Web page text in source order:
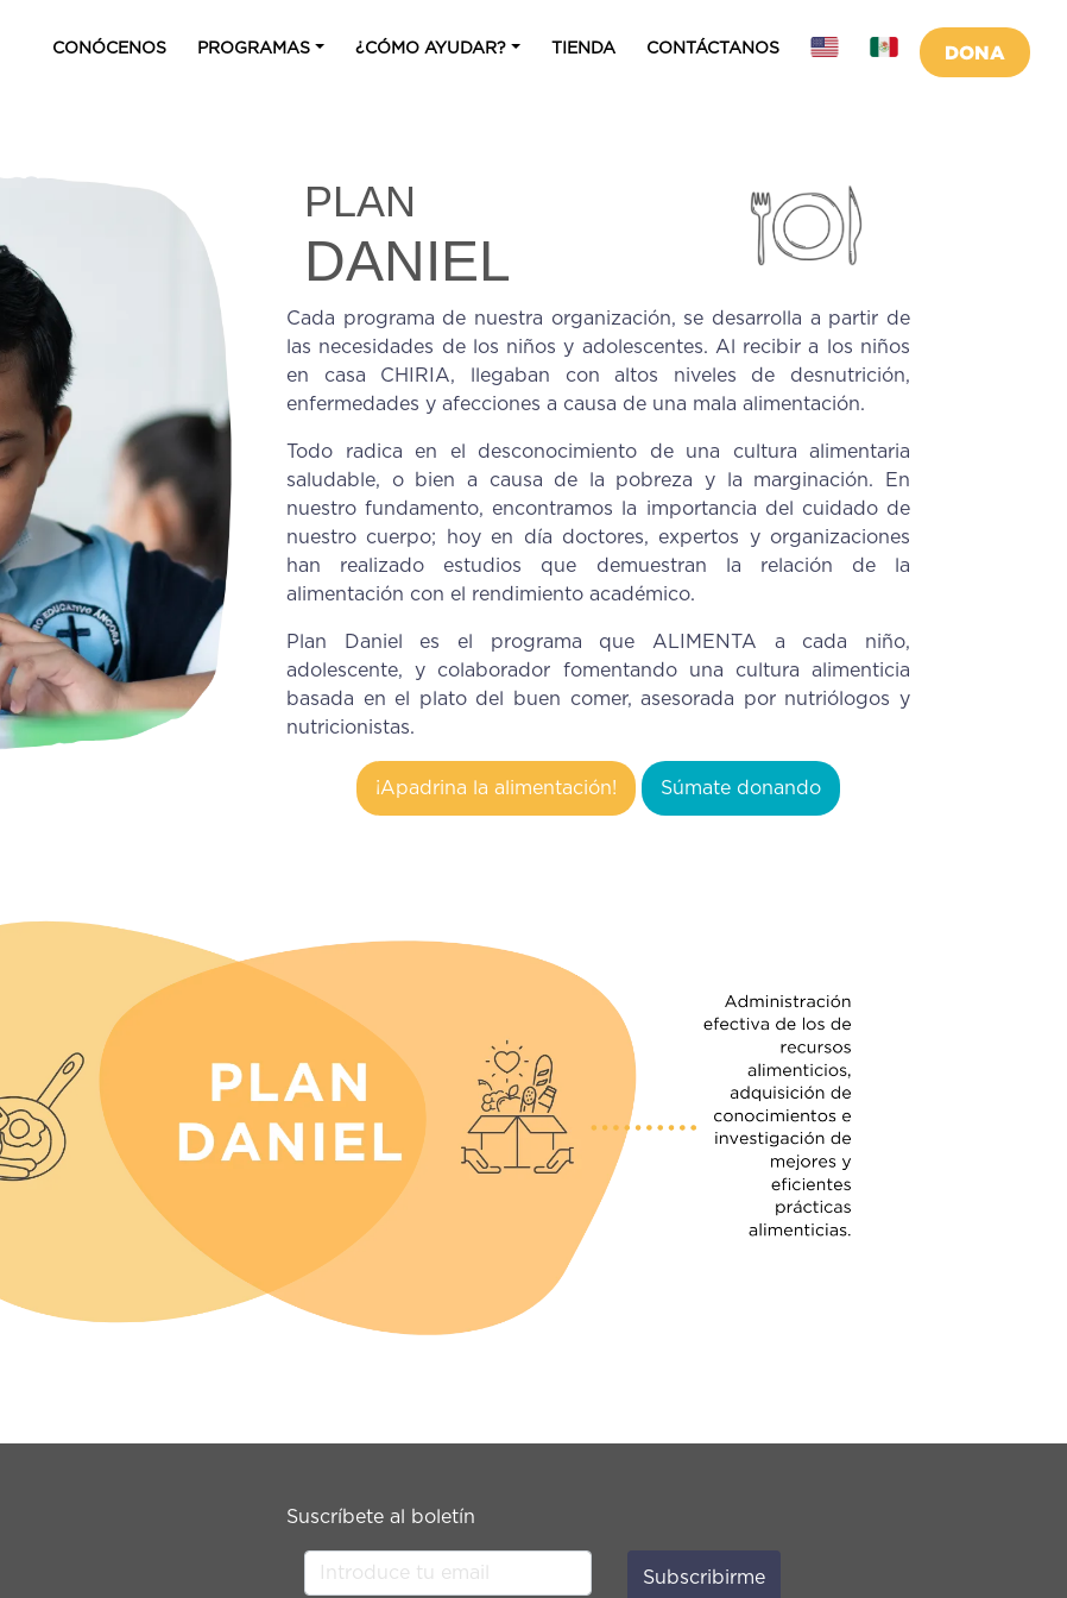
CONÓCENOS PROGRAMAS ¿CÓMO AYUDAR? TIENDA CONTÁCTANOS DONA
PLAN
DANIEL
Cada programa de nuestra organización, se desarrolla a partir de
las necesidades de los niños y adolescentes. Al recibir a los niños
en casa CHIRIA, llegaban con altos niveles de desnutrición,
enfermedades y afecciones a causa de una mala alimentación.
Todo radica en el desconocimiento de una cultura alimentaria
saludable, o bien a causa de la pobreza y la marginación. En
nuestro fundamento, encontramos la importancia del cuidado de
nuestro cuerpo; hoy en día doctores, expertos y organizaciones
han realizado estudios que demuestran la relación de la
alimentación con el rendimiento académico.
Plan Daniel es el programa que ALIMENTA a cada niño,
adolescente, y colaborador fomentando una cultura alimenticia
basada en el plato del buen comer, asesorada por nutriólogos y
nutricionistas.
¡Apadrina la alimentación! Súmate donando
Suscríbete al boletín